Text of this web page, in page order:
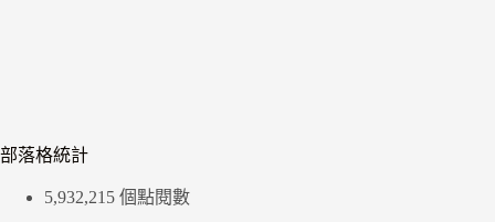
部落格統計
5,932,215 個點閱數